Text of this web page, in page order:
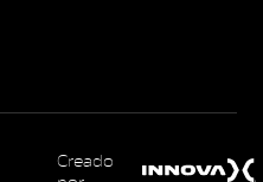
Creado